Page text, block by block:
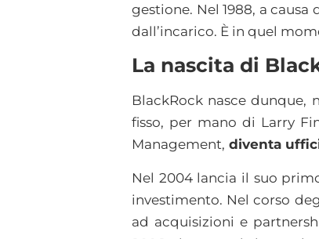
gestione. Nel 1988, a causa
dall’incarico. È in quel
La nascita di
BlackRock nasce
fisso, per mano di Larry
Management, diventa
Nel 2004 lancia il suo
investimento. Nel corso
ad acquisizioni e